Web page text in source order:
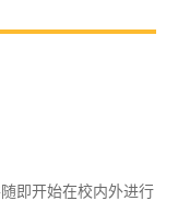
即开始在校内外进行